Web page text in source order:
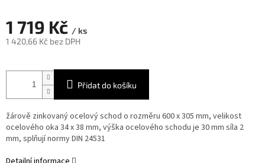
1 719 Kč / ks
1 420,66 Kč bez DPH
cena:
Přidat do košíku
žárově zinkovaný ocelový schod o rozměru 600 x 305 mm, velikost
ocelového oka 34 x 38 mm, výška ocelového schodu je 30 mm síla 2
mm, splňují normy DIN 24531